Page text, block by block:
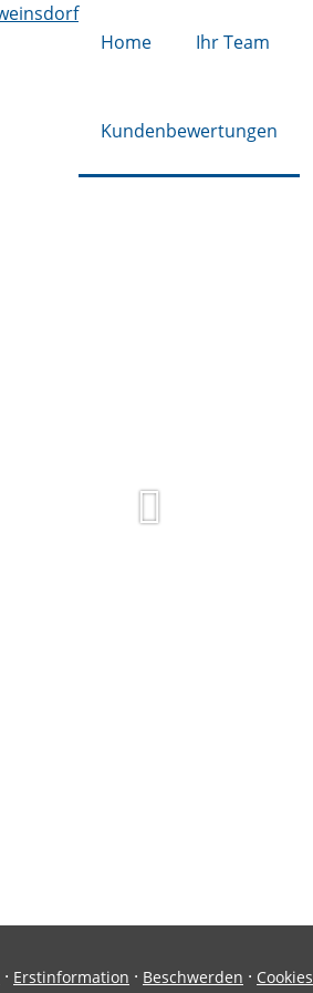
Home Ihr Team
Kundenbewertungen
· Erstinformation · Beschwerden · Cookies